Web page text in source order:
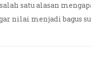
satu alasan
nilai menjadi bagus